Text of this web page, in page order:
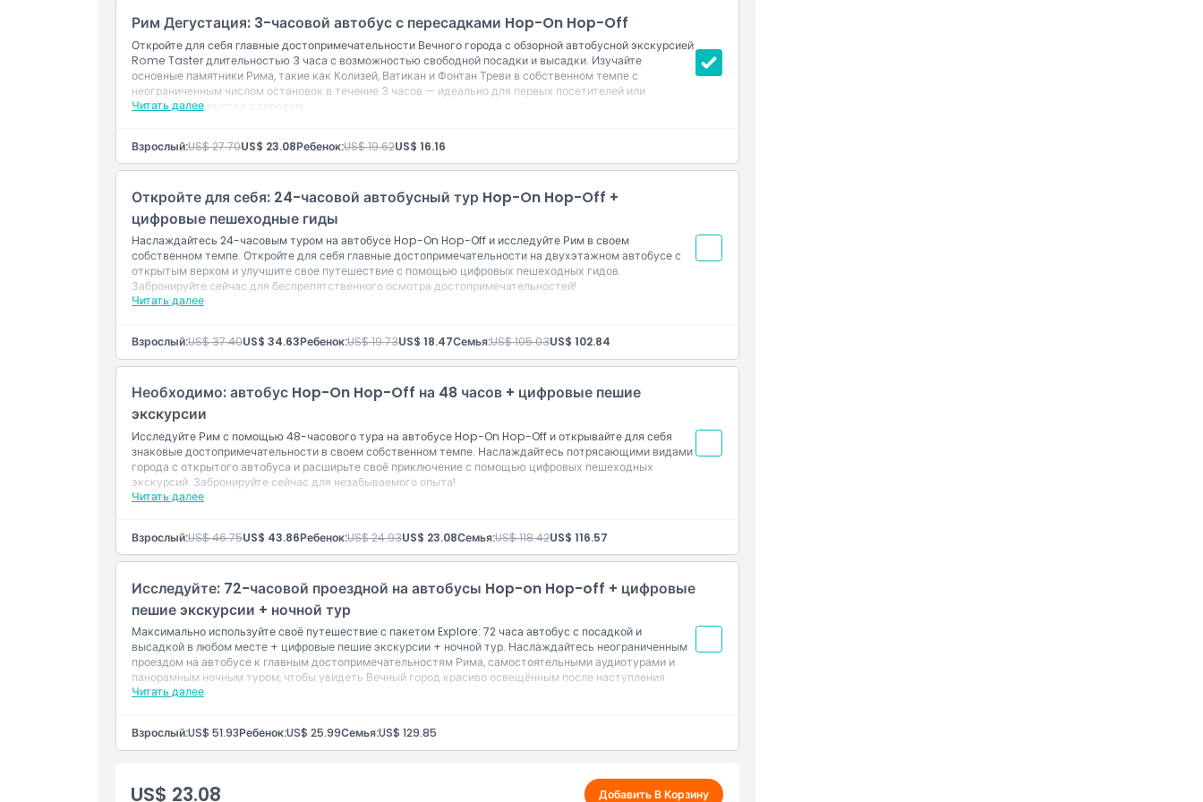
Включено
Политика в отношении детей и взрослых
Часы работы
Вещи, которые нужно знать
Местоположение
Как воспользоваться
Политика отмены
Рим Дегустация: 3-часовой автобус с пересадками Hop-On Hop-Off
Откройте для себя главные достопримечательности Вечного города с обзорной автобусной экскурсией
Rome Taster длительностью 3 часа с возможностью свободной посадки и высадки. Изучайте
основные памятники Рима, такие как Колизей, Ватикан и Фонтан Треви в собственном темпе с
неограниченным числом остановок в течение 3 часов — идеально для первых посетителей или
краткого знакомства с городом.
Читать далее
Билет на 3 часа с возможностью свободной посадки и высадки с автобуса
Аудиокомментарии доступны на английском, китайском, испанском, португальском, немецком,
французском и итальянском языках.
Взрослый:US$ 27.70US$ 23.08Ребенок:US$ 19.62US$ 16.16
Откройте для себя: 24-часовой автобусный тур Hop-On Hop-Off +
цифровые пешеходные гиды
Наслаждайтесь 24-часовым туром на автобусе Hop-On Hop-Off и исследуйте Рим в своем
собственном темпе. Откройте для себя главные достопримечательности на двухэтажном автобусе с
открытым верхом и улучшите свое путешествие с помощью цифровых пешеходных гидов.
Забронируйте сейчас для беспрепятственного осмотра достопримечательностей!
Читать далее
Включено
Бесплатные цифровые пешеходные туры
Аудиогиды
Как использовать
Активируйте ваш пропуск, сев в автобус на любой остановке по маршруту
После активации пропуск действует в течение 24 часов
Взрослый:US$ 37.40US$ 34.63Ребенок:US$ 19.73US$ 18.47Семья:US$ 105.03US$ 102.84
Необходимо: автобус Hop-On Hop-Off на 48 часов + цифровые пешие
экскурсии
Исследуйте Рим с помощью 48-часового тура на автобусе Hop-On Hop-Off и открывайте для себя
знаковые достопримечательности в своем собственном темпе. Наслаждайтесь потрясающими видами
города с открытого автобуса и расширьте своё приключение с помощью цифровых пешеходных
экскурсий. Забронируйте сейчас для незабываемого опыта!
Читать далее
Включено
Бесплатные цифровые пешеходные экскурсии
Аудиогиды
Как воспользоваться
Активируйте свой пропуск, сев в автобус на любой остановке маршрута
После активации пропуск действителен в течение 48 часов
Взрослый:US$ 46.75US$ 43.86Ребенок:US$ 24.93US$ 23.08Семья:US$ 118.42US$ 116.57
Исследуйте: 72-часовой проездной на автобусы Hop-on Hop-off + цифровые
пешие экскурсии + ночной тур
Максимально используйте своё путешествие с пакетом Explore: 72 часа автобус с посадкой и
высадкой в любом месте + цифровые пешие экскурсии + ночной тур. Наслаждайтесь неограниченным
проездом на автобусе к главным достопримечательностям Рима, самостоятельными аудиотурами и
панорамным ночным туром, чтобы увидеть Вечный город красиво освещённым после наступления
темноты.
Читать далее
Билет на 72 часа на автобус с посадкой и высадкой в любом месте
Панорамный ночной тур длительностью 1 час
Взрослый:US$ 51.93Ребенок:US$ 25.99Семья:US$ 129.85
US$ 23.08 Добавить В Корзину